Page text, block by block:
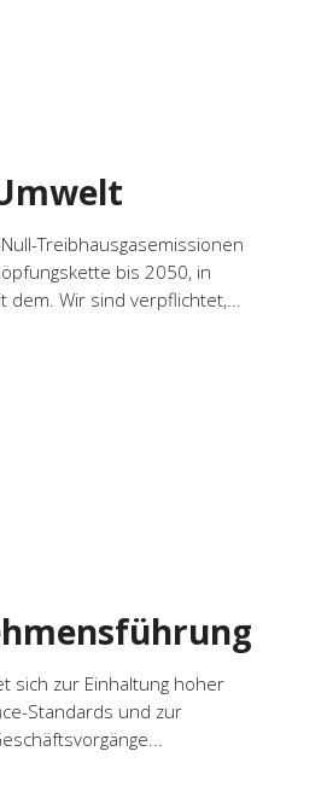
Treibhausgasemissionen
bis 2050, in
dem. Wir sind verpflichtet,...
sich zur Einhaltung hoher
Standards und zur